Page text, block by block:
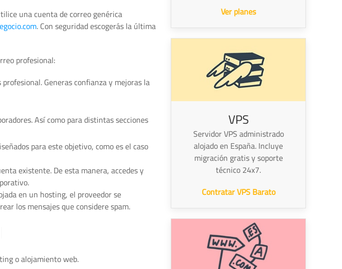
una cuenta de correo genérica
. Con seguridad escogerás la última
profesional:
Generas confianza y mejoras la
Así como para distintas secciones
para este objetivo, como es el caso
existente. De esta manera, accedes y
en un hosting, el proveedor se
los mensajes que considere spam.
o alojamiento web.
Ver planes
VPS
Servidor VPS administrado
alojado en España. Incluye
migración gratis y soporte
técnico 24x7.
Contratar VPS Barato